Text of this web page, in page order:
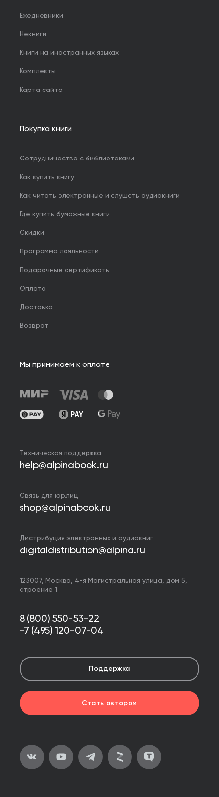
Ежедневники
Некниги
Книги на иностранных языках
Комплекты
Карта сайта
Покупка книги
Сотрудничество с библиотеками
Как купить книгу
Как читать электронные и слушать аудиокниги
Где купить бумажные книги
Скидки
Программа лояльности
Подарочные сертификаты
Оплата
Доставка
Возврат
Мы принимаем к оплате
Техническая поддержка
help@alpinabook.ru
Связь для юр.лиц
shop@alpinabook.ru
Дистрибуция электронных и аудиокниг
digitaldistribution@alpina.ru
123007, Москва, 4-я Магистральная улица, дом 5,
строение 1
8 (800) 550-53-22
+7 (495) 120-07-04
Поддержка
Стать автором